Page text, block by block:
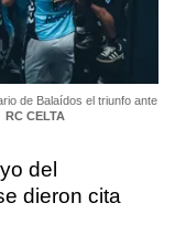
de Balaídos el triunfo ante
RC CELTA
del
dieron cita